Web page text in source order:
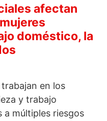
afectan
doméstico, la
en los
y trabajo
a múltiples riesgos